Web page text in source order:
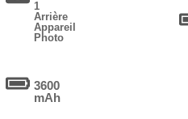
1
Arrière
Appareil
Photo
3600
mAh